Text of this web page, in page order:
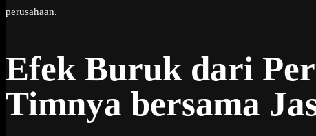
perusahaan.
Efek Buruk dari
Timnya bersama